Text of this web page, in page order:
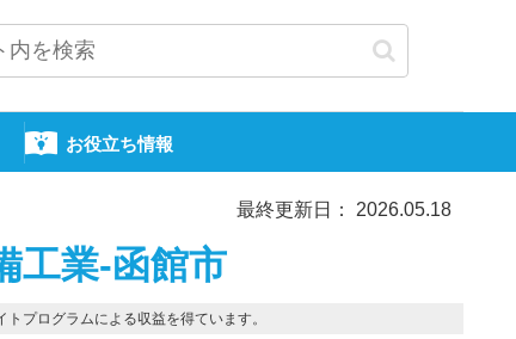
お役立ち情報
最終更新日： 2026.05.18
工業-函館市
プログラムによる収益を得ています。